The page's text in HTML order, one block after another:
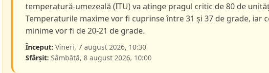
temperatură-umezeală (ITU) va atinge pragul critic de 80 de
Temperaturile maxime vor fi cuprinse între 31 și 37 de grade, iar
minime vor fi de 20-21 de grade.
Început: Vineri, 7 august 2026, 10:30
Sfârșit: Sâmbătă, 8 august 2026, 10:00